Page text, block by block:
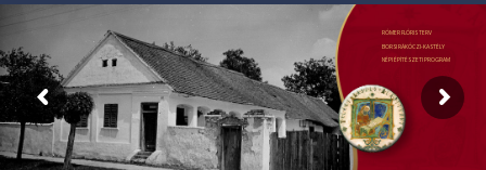
RÓMER FLÓRIS TERV
BORSI RÁKÓCZI-KASTÉLY
NÉPI ÉPÍTÉSZETI PROGRAM